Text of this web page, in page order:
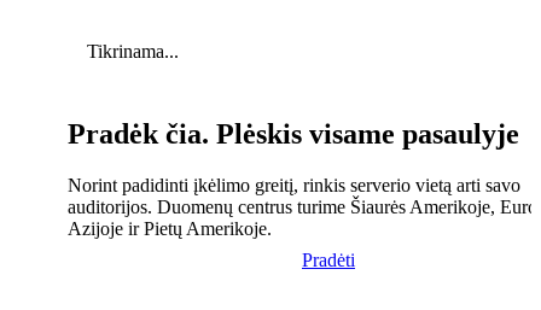
Tikrinama...
Pradėk čia. Plėskis visame pasaulyje
Norint padidinti įkėlimo greitį, rinkis serverio vietą arti savo
auditorijos. Duomenų centrus turime Šiaurės Amerikoje,
Azijoje ir Pietų Amerikoje.
Pradėti